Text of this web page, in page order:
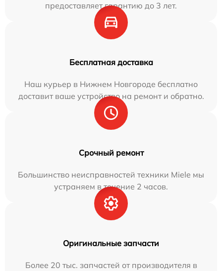
предоставляет гарантию до 3 лет.
Бесплатная доставка
Наш курьер в Нижнем Новгороде бесплатно
доставит ваше устройство на ремонт и обратно.
Срочный ремонт
Большинство неисправностей техники Miele мы
устраняем в течение 2 часов.
Оригинальные запчасти
Более 20 тыс. запчастей от производителя в